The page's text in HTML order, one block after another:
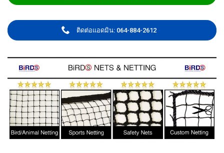
ติดต่อแอดมิน: 064-884-2612